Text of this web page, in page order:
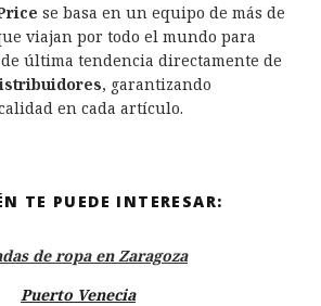
se basa en un equipo de más de
viajan por todo el mundo para
última tendencia directamente de
, garantizando
en cada artículo.
TE PUEDE INTERESAR:
de ropa en Zaragoza
Puerto Venecia